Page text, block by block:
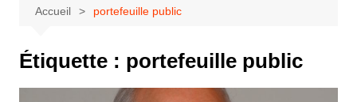
Accueil portefeuille public
Étiquette : portefeuille public